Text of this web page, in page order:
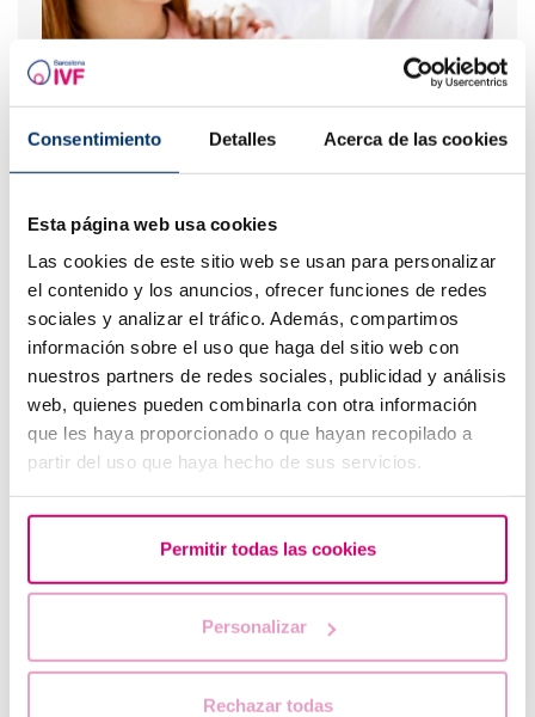
Consentimiento Detalles Acerca de las cookies
Esta página web usa cookies
Las cookies de este sitio web se usan para personalizar
el contenido y los anuncios, ofrecer funciones de redes
sociales y analizar el tráfico. Además, compartimos
información sobre el uso que haga del sitio web con
nuestros partners de redes sociales, publicidad y análisis
web, quienes pueden combinarla con otra información
que les haya proporcionado o que hayan recopilado a
partir del uso que haya hecho de sus servicios.
Permitir todas las cookies
Personalizar
Rechazar todas
Prendre soin de sa fertilité lorsqu'on souffre d'une
maladie rhumatologique : les clés pour préserver sa
capacité reproductive
Les plus lus
Pertes brunes : causes, lien avec les règles et la
grossesse